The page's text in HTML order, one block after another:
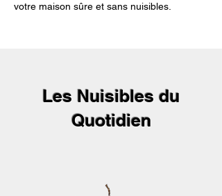
votre maison sûre et sans nuisibles.
Les Nuisibles du
Quotidien